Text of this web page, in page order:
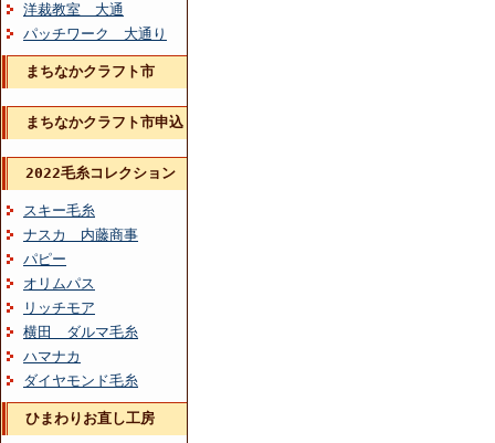
洋裁教室 大通
パッチワーク 大通り
まちなかクラフト市
まちなかクラフト市申込
2022毛糸コレクション
スキー毛糸
ナスカ 内藤商事
パピー
オリムパス
リッチモア
横田 ダルマ毛糸
ハマナカ
ダイヤモンド毛糸
ひまわりお直し工房